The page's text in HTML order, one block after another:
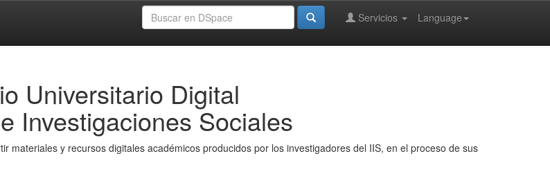
Language
Servicios
Universitario Digital
Investigaciones Sociales
materiales y recursos digitales académicos producidos por los investigadores del IIS, en el proceso de sus